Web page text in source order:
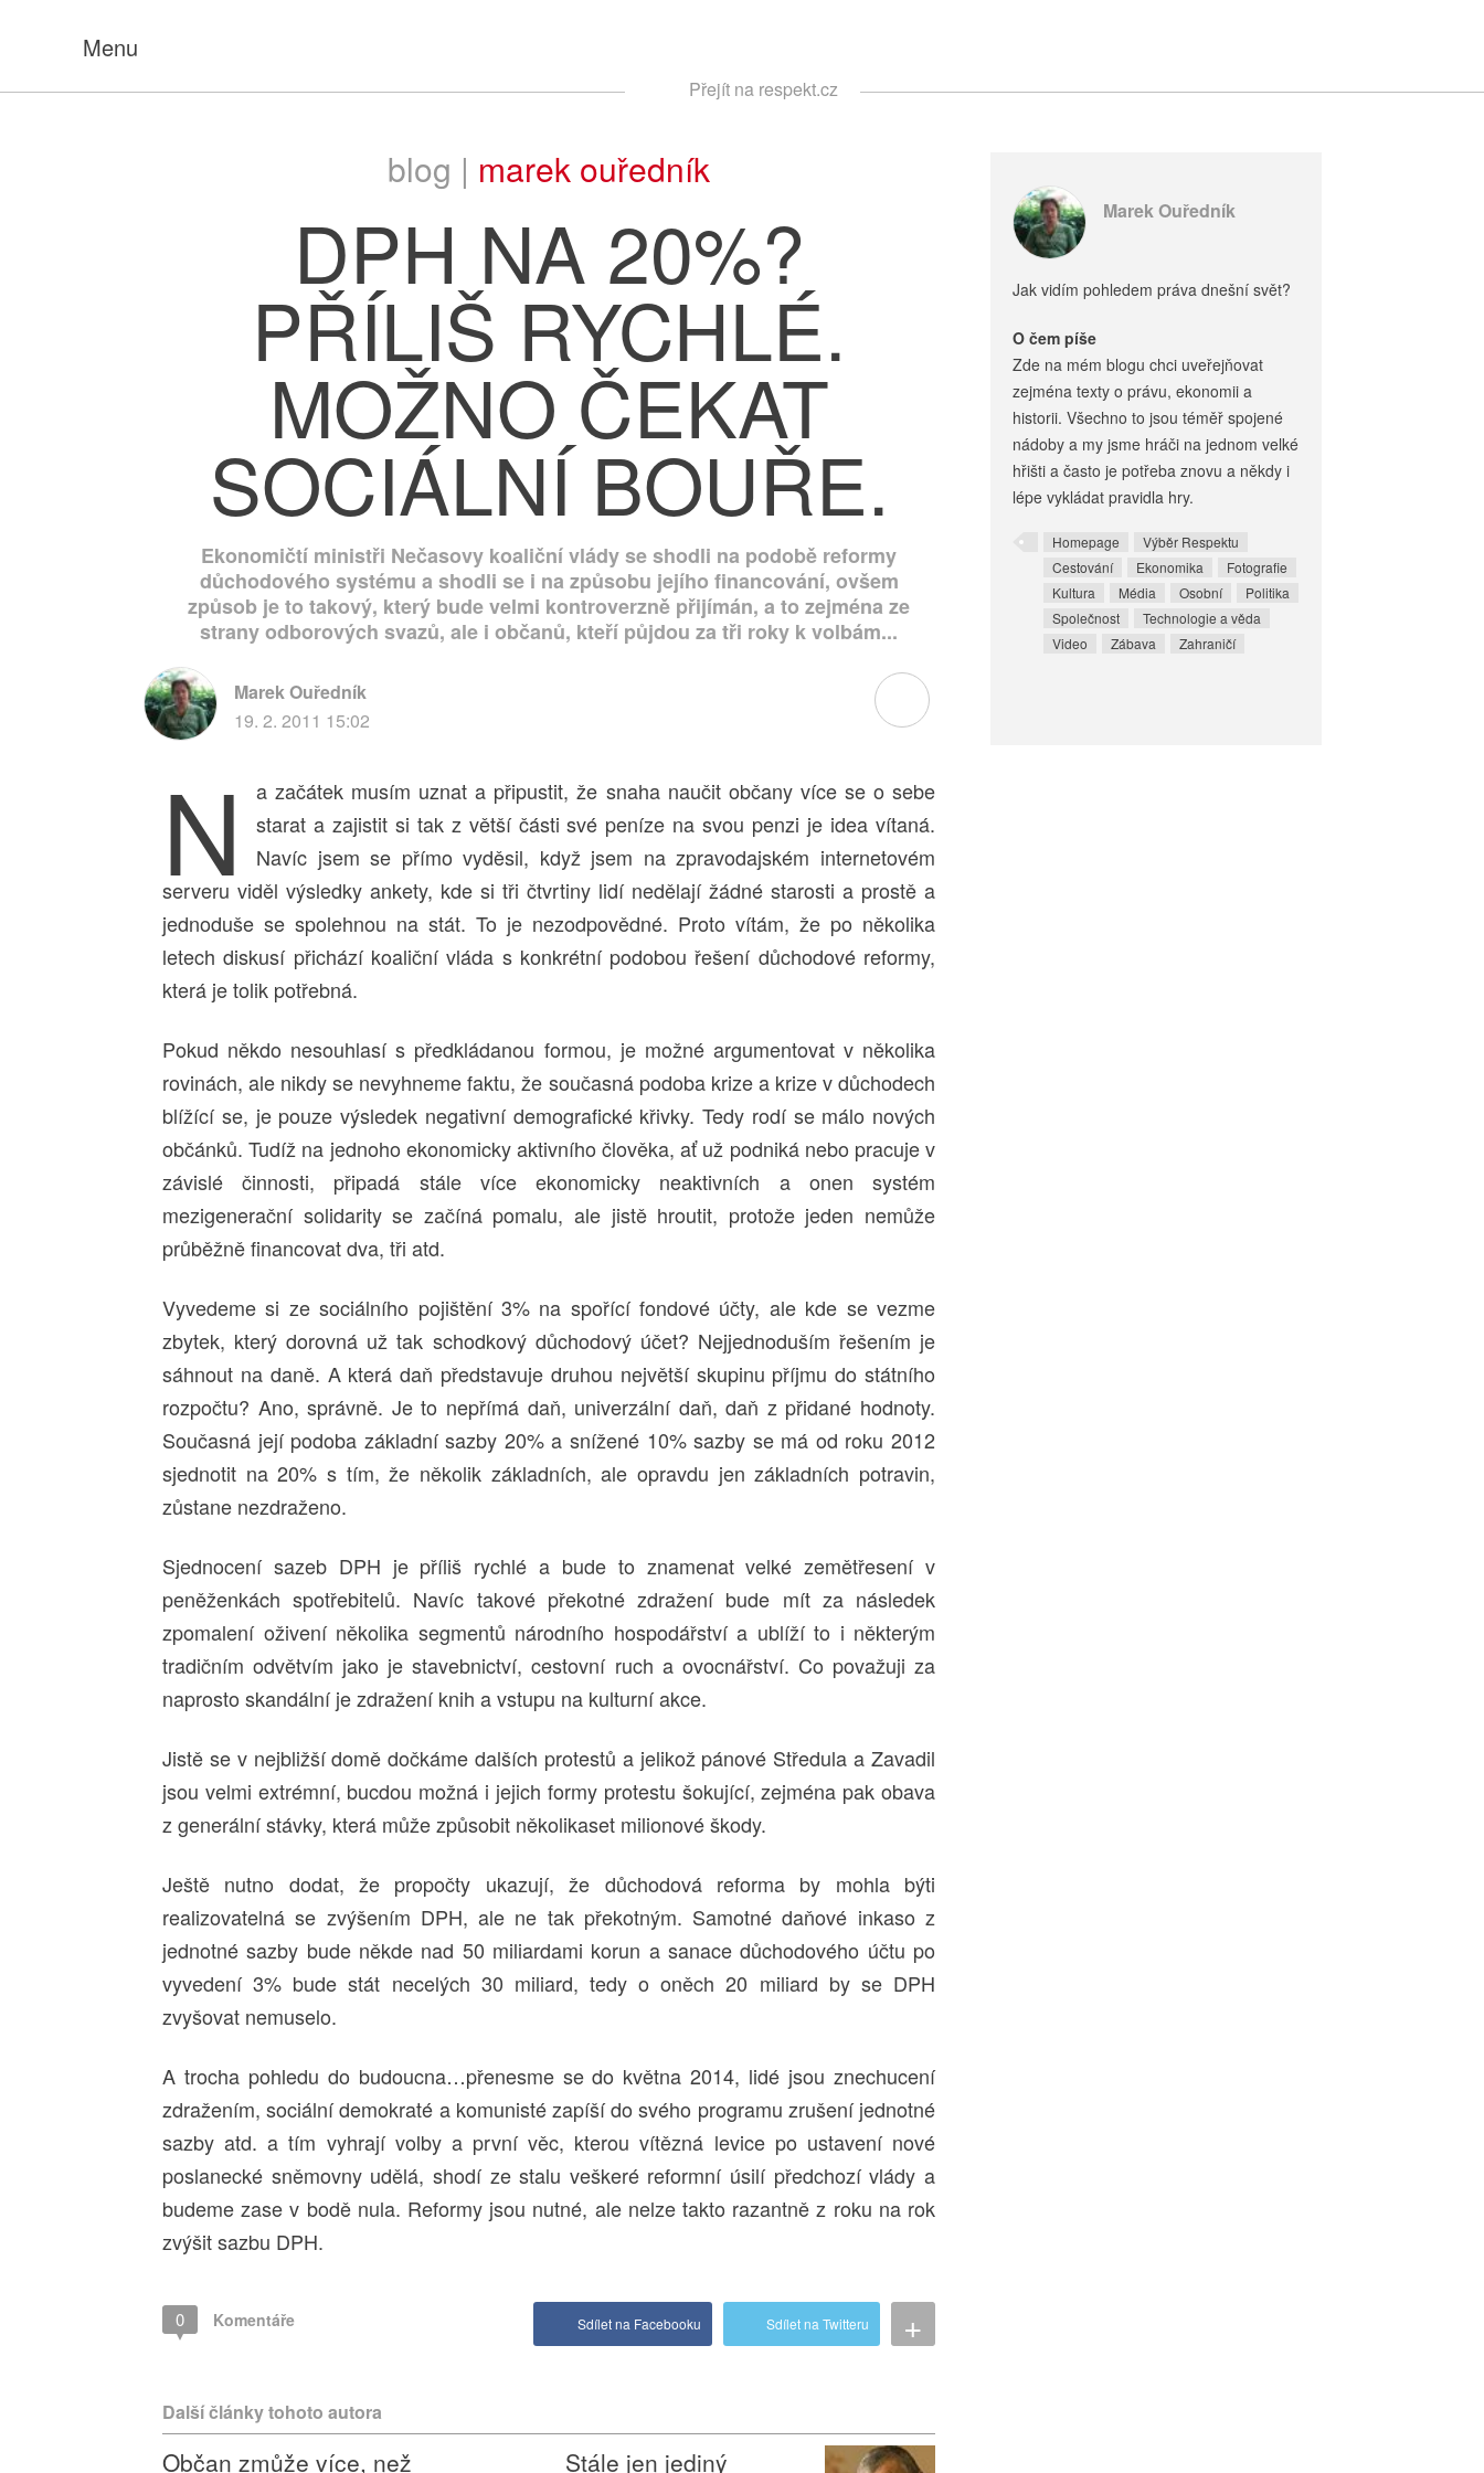
Menu
Přejít na respekt.cz
blog | marek ouředník
DPH NA 20%?
PŘÍLIŠ RYCHLÉ.
MOŽNO ČEKAT
SOCIÁLNÍ BOUŘE.
Ekonomičtí ministři Nečasovy koaliční vlády se shodli na podobě reformy
důchodového systému a shodli se i na způsobu jejího financování, ovšem
způsob je to takový, který bude velmi kontroverzně přijímán, a to zejména ze
strany odborových svazů, ale i občanů, kteří půjdou za tři roky k volbám...
Marek Ouředník
19. 2. 2011 15:02
N
a začátek musím uznat a připustit, že snaha naučit občany více se o sebe
starat a zajistit si tak z větší části své peníze na svou penzi je idea vítaná.
Navíc jsem se přímo vyděsil, když jsem na zpravodajském internetovém
serveru viděl výsledky ankety, kde si tři čtvrtiny lidí nedělají žádné starosti a prostě a
jednoduše se spolehnou na stát. To je nezodpovědné. Proto vítám, že po několika
letech diskusí přichází koaliční vláda s konkrétní podobou řešení důchodové reformy,
která je tolik potřebná.
Pokud někdo nesouhlasí s předkládanou formou, je možné argumentovat v několika
rovinách, ale nikdy se nevyhneme faktu, že současná podoba krize a krize v důchodech
blížící se, je pouze výsledek negativní demografické křivky. Tedy rodí se málo nových
občánků. Tudíž na jednoho ekonomicky aktivního člověka, ať už podniká nebo pracuje v
závislé činnosti, připadá stále více ekonomicky neaktivních a onen systém
mezigenerační solidarity se začíná pomalu, ale jistě hroutit, protože jeden nemůže
průběžně financovat dva, tři atd.
Vyvedeme si ze sociálního pojištění 3% na spořící fondové účty, ale kde se vezme
zbytek, který dorovná už tak schodkový důchodový účet? Nejjednoduším řešením je
sáhnout na daně. A která daň představuje druhou největší skupinu příjmu do státního
rozpočtu? Ano, správně. Je to nepřímá daň, univerzální daň, daň z přidané hodnoty.
Současná její podoba základní sazby 20% a snížené 10% sazby se má od roku 2012
sjednotit na 20% s tím, že několik základních, ale opravdu jen základních potravin,
zůstane nezdraženo.
Sjednocení sazeb DPH je příliš rychlé a bude to znamenat velké zemětřesení v
peněženkách spotřebitelů. Navíc takové překotné zdražení bude mít za následek
zpomalení oživení několika segmentů národního hospodářství a ublíží to i některým
tradičním odvětvím jako je stavebnictví, cestovní ruch a ovocnářství. Co považuji za
naprosto skandální je zdražení knih a vstupu na kulturní akce.
Jistě se v nejbližší domě dočkáme dalších protestů a jelikož pánové Středula a Zavadil
jsou velmi extrémní, bucdou možná i jejich formy protestu šokující, zejména pak obava
z generální stávky, která může způsobit několikaset milionové škody.
Ještě nutno dodat, že propočty ukazují, že důchodová reforma by mohla býti
realizovatelná se zvýšením DPH, ale ne tak překotným. Samotné daňové inkaso z
jednotné sazby bude někde nad 50 miliardami korun a sanace důchodového účtu po
vyvedení 3% bude stát necelých 30 miliard, tedy o oněch 20 miliard by se DPH
zvyšovat nemuselo.
A trocha pohledu do budoucna…přenesme se do května 2014, lidé jsou znechucení
zdražením, sociální demokraté a komunisté zapíší do svého programu zrušení jednotné
sazby atd. a tím vyhrají volby a první věc, kterou vítězná levice po ustavení nové
poslanecké sněmovny udělá, shodí ze stalu veškeré reformní úsilí předchozí vlády a
budeme zase v bodě nula. Reformy jsou nutné, ale nelze takto razantně z roku na rok
zvýšit sazbu DPH.
0 Komentáře +
Sdílet na Twitteru
Sdílet na Facebooku
Další články tohoto autora
Občan zmůže více, než Stále jen jediný
Marek Ouředník
Jak vidím pohledem práva dnešní svět?
O čem píše
Zde na mém blogu chci uveřejňovat
zejména texty o právu, ekonomii a
historii. Všechno to jsou téměř spojené
nádoby a my jsme hráči na jednom velké
hřišti a často je potřeba znovu a někdy i
lépe vykládat pravidla hry.
Homepage
Výběr Respektu
Cestování
Ekonomika
Fotografie
Kultura
Média Osobní
Politika
Společnost
Technologie a věda
Video
Zábava Zahraničí